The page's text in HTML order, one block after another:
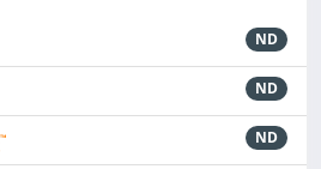
ND
ND
ND